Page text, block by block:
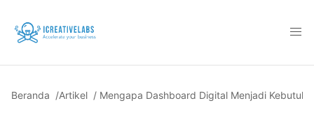
Beranda /Artikel / Mengapa Dashboard Digital Menjadi